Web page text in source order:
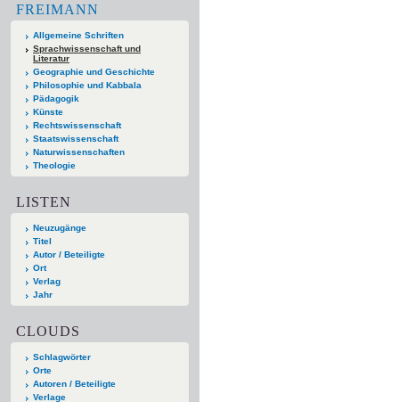
FREIMANN
Allgemeine Schriften
Sprachwissenschaft und
Literatur
Geographie und Geschichte
Philosophie und Kabbala
Pädagogik
Künste
Rechtswissenschaft
Staatswissenschaft
Naturwissenschaften
Theologie
LISTEN
Neuzugänge
Titel
Autor / Beteiligte
Ort
Verlag
Jahr
CLOUDS
Schlagwörter
Orte
Autoren / Beteiligte
Verlage